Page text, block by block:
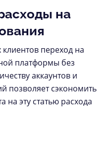
на
переход на
платформы без
аккаунтов и
позволяет сэкономить
на эту статью расхода